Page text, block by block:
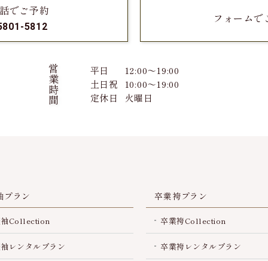
でご予約
5812
フォームで
営業時間 平日
12:00～19:00
土日祝
10:00～19:00
定休日
火曜日
プラン
Collection
レンタルプラン
卒業袴プラン
卒業袴Collection
卒業袴レンタルプラン